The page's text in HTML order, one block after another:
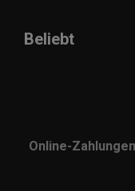
Beliebt
Online-